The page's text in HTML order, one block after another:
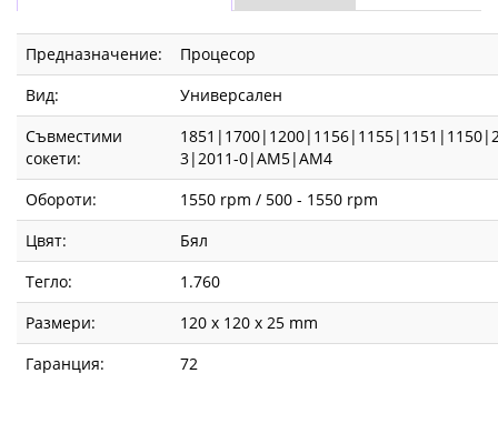
Предназначение:
Процесор
Вид:
Универсален
Съвместими
сокети:
3|2011-0|AM5|AM4
Обороти:
1550 rpm / 500 - 1550 rpm
Цвят:
Бял
Тегло:
1.760
Размери:
120 x 120 x 25 mm
Гаранция:
72